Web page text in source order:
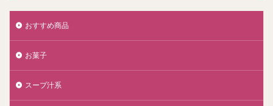
おすすめ商品
お菓子
スープ汁系